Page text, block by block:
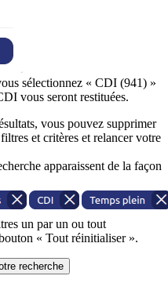
sélectionnez « CDI (941) »
vous seront restituées.
vous pouvez supprimer
et critères et relancer votre
apparaissent de la façon
un par un ou tout
« Tout réinitialiser ».
recherche